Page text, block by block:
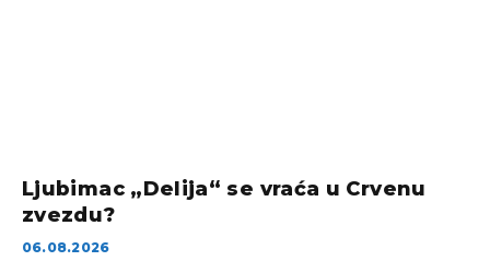
Ljubimac „Delija“ se vraća u Crvenu
zvezdu?
06.08.2026